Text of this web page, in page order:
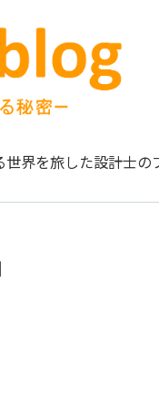
世界を旅した設計士の